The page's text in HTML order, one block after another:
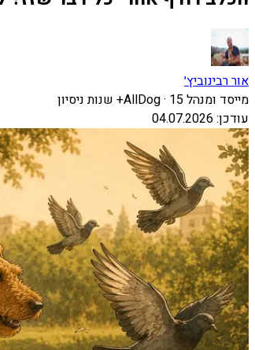
אור רבינוביץ׳
מייסד ומנהל AllDog· 15+ שנות ניסיון
עודכן:04.07.2026